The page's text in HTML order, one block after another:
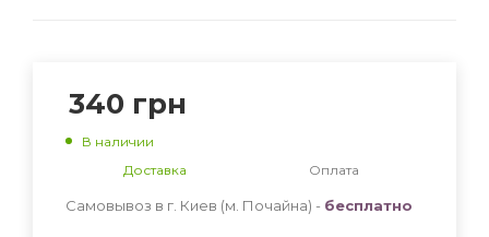
340 грн
В наличии
Доставка
Оплата
Самовывоз в г. Киев (м. Почайна) - бесплатно